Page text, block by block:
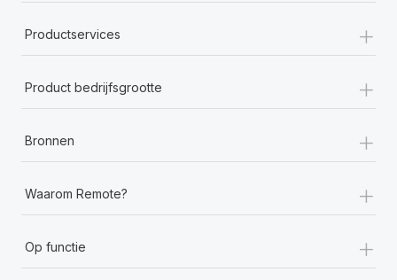
Productservices +
Product bedrijfsgrootte +
Bronnen +
Waarom Remote? +
Op functie +